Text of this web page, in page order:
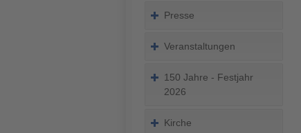
Presse
Veranstaltungen
150 Jahre - Festjahr
2026
Kirche